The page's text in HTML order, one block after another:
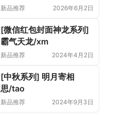
开奶瓶/静态
新品推荐 2026年6月2日
[微信红包封面神龙系列]
霸气天龙/xm
新品推荐 2024年4月2日
[中秋系列] 明月寄相
思/tao
新品推荐 2024年9月3日